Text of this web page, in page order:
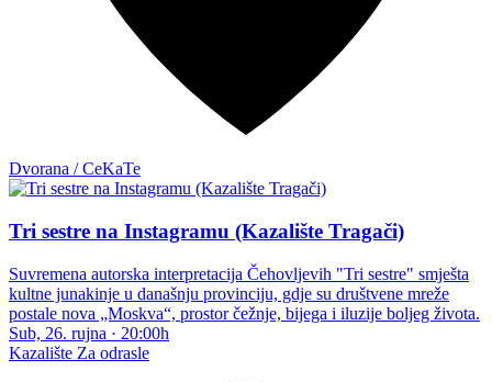
Dvorana / CeKaTe
Tri sestre na Instagramu (Kazalište Tragači)
Suvremena autorska interpretacija Čehovljevih "Tri sestre" smješta
kultne junakinje u današnju provinciju, gdje su društvene mreže
postale nova „Moskva“, prostor čežnje, bijega i iluzije boljeg života.
Sub, 26. rujna · 20:00h
Kazalište Za odrasle